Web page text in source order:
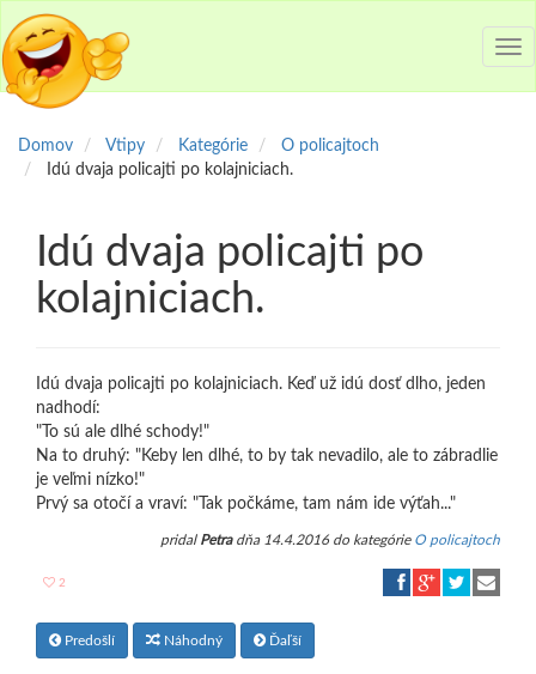
Domov Vtipy Kategórie
O policajtoch
Idú dvaja policajti po kolajniciach.
Idú dvaja policajti po
kolajniciach.
Idú dvaja policajti po kolajniciach. Keď už idú dosť dlho, jeden
nadhodí:
"To sú ale dlhé schody!"
Na to druhý: "Keby len dlhé, to by tak nevadilo, ale to zábradlie
je veľmi nízko!"
Prvý sa otočí a vraví: "Tak počkáme, tam nám ide výťah..."
pridal Petradňa 14.4.2016 do kategórie O policajtoch
2
Predošlí Náhodný Ďaľší